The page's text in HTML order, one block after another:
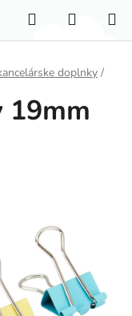
Hľadať
KOŠÍK
doplnky /
19mm